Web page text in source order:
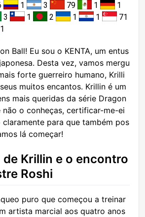
1 3 79 1
1
3 1 2 1 1
71
1
Ball! Eu sou o KENTA, um entus
Desta vez, vamos mergu
forte guerreiro humano, Krilli
muitos encantos. Krillin é um
mais queridas da série Dragon
não o conheças, certificar-me-ei
para que também pos
lá começar!
de Krillin e o encontro
Roshi
puro que começou a treinar
artista marcial aos quatro anos